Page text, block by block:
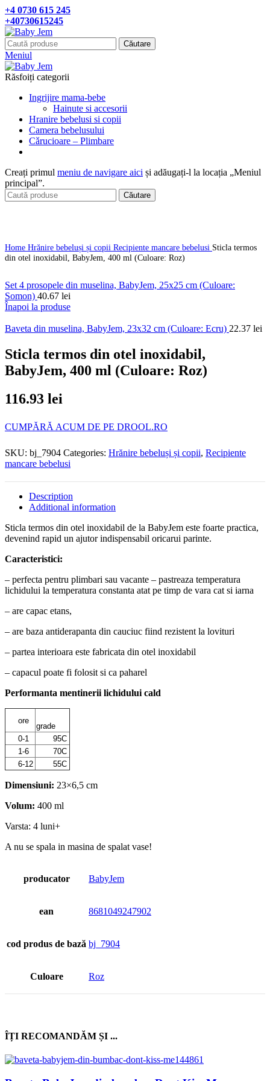
+4 0730 615 245
+40730615245
Căutare
Meniul
Răsfoiți categorii
Ingrijire mama-bebe
Hainute si accesorii
Hranire bebelusi si copii
Camera bebelusului
Cǎrucioare – Plimbare
Creați primul meniu de navigare aici și adăugați-l la locația „Meniul
principal”.
Căutare
Home Hrănire bebeluși și copii Recipiente mancare bebelusi Sticla termos
din otel inoxidabil, BabyJem, 400 ml (Culoare: Roz)
Set 4 prosopele din muselina, BabyJem, 25x25 cm (Culoare:
Somon) 40.67 lei
Înapoi la produse
Baveta din muselina, BabyJem, 23x32 cm (Culoare: Ecru) 22.37 lei
Sticla termos din otel inoxidabil,
BabyJem, 400 ml (Culoare: Roz)
116.93 lei
CUMPĂRĂ ACUM DE PE DROOL.RO
SKU: bj_7904 Categories: Hrănire bebeluși și copii, Recipiente
mancare bebelusi
Description
Additional information
Sticla termos din otel inoxidabil de la BabyJem este foarte practica,
devenind rapid un ajutor indispensabil oricarui parinte.
Caracteristici:
– perfecta pentru plimbari sau vacante – pastreaza temperatura
lichidului la temperatura constanta atat pe timp de vara cat si iarna
– are capac etans,
– are baza antiderapanta din cauciuc fiind rezistent la lovituri
– partea interioara este fabricata din otel inoxidabil
– capacul poate fi folosit si ca paharel
Performanta mentinerii lichidului cald
ore
grade
0-1
95C
1-6
70C
6-12
55C
Dimensiuni: 23×6,5 cm
Volum: 400 ml
Varsta: 4 luni+
A nu se spala in masina de spalat vase!
producator BabyJem
ean 8681049247902
cod produs de bază bj_7904
Culoare Roz
ÎȚI RECOMANDĂM ȘI ...